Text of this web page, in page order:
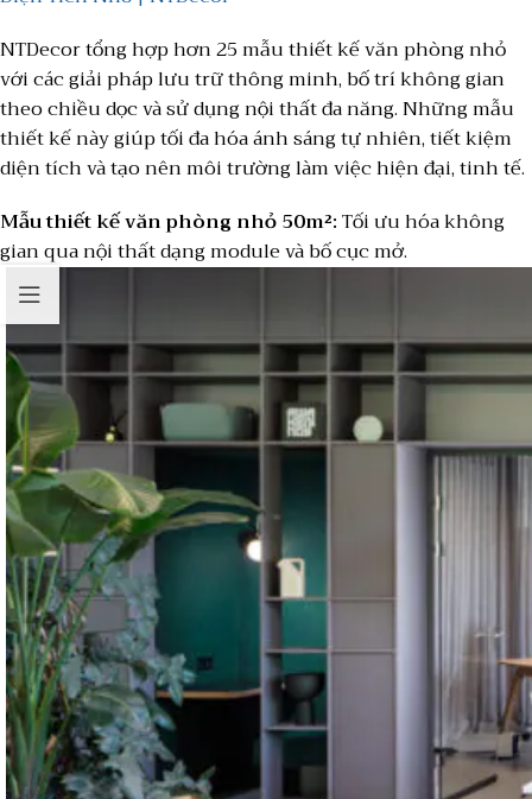
NTDecor tổng hợp hơn 25 mẫu thiết kế văn phòng nhỏ
với các giải pháp lưu trữ thông minh, bố trí không gian
theo chiều dọc và sử dụng nội thất đa năng. Những mẫu
thiết kế này giúp tối đa hóa ánh sáng tự nhiên, tiết kiệm
diện tích và tạo nên môi trường làm việc hiện đại, tinh tế.
Mẫu thiết kế văn phòng nhỏ 50m²:Tối ưu hóa không
gian qua nội thất dạng module và bố cục mở.